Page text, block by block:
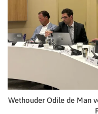
Wethouder Odile de Man